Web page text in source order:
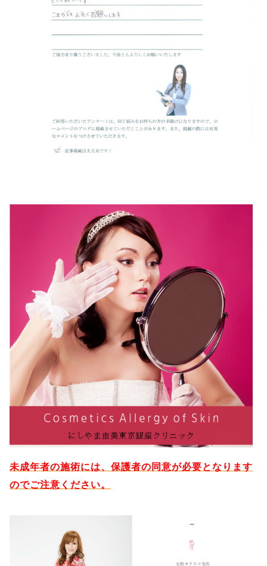
未成年者の施術には、保護者の同意が必要となります
のでご注意ください。